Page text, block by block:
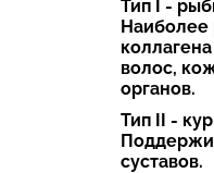
Тип I -
Наиболее
волос,
органов.
Тип II -
суставов.